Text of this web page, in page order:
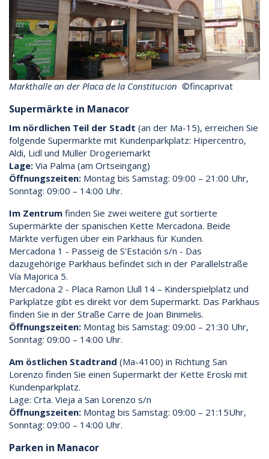
Markthalle an der Placa de la Constitucion ©fincaprivat
Supermärkte in Manacor
Im nördlichen Teil der Stadt (an der Ma-15), erreichen Sie
folgende Supermärkte mit Kundenparkplatz: Hipercentro,
Aldi, Lidl und Müller Drogeriemarkt
Lage: Via Palma (am Ortseingang)
Öffnungszeiten: Montag bis Samstag: 09:00 – 21:00 Uhr,
Sonntag: 09:00 – 14:00 Uhr.
Im Zentrum finden Sie zwei weitere gut sortierte
Supermärkte der spanischen Kette Mercadona. Beide
Märkte verfügen über ein Parkhaus für Kunden.
Mercadona 1 - Passeig de S'Estación s/n - Das
dazugehörige Parkhaus befindet sich in der Parallelstraße
Vía Majorica 5.
Mercadona 2 - Placa Ramon Llull 14 – Kinderspielplatz und
Parkplätze gibt es direkt vor dem Supermarkt. Das Parkhaus
finden Sie in der Straße Carre de Joan Binimelis.
Öffnungszeiten: Montag bis Samstag: 09:00 – 21:30 Uhr,
Sonntag: 09:00 – 14:00 Uhr.
Am östlichen Stadtrand (Ma-4100) in Richtung San
Lorenzo finden Sie einen Supermarkt der Kette Eroski mit
Kundenparkplatz.
Lage: Crta. Vieja a San Lorenzo s/n
Öffnungszeiten: Montag bis Samstag: 09:00 – 21:15Uhr,
Sonntag: 09:00 – 14:00 Uhr.
Parken in Manacor